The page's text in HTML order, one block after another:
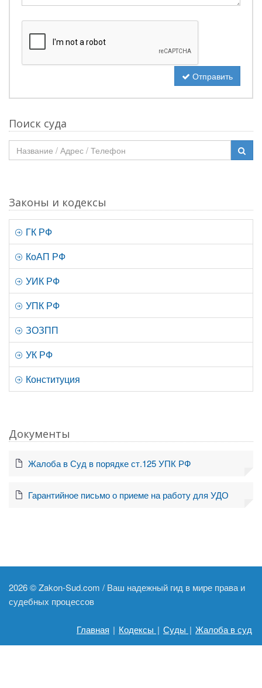
Отправить
Поиск суда
Законы и кодексы
ГК РФ
КоАП РФ
УИК РФ
УПК РФ
ЗОЗПП
УК РФ
Конституция
Документы
Жалоба в Суд в порядке ст.125 УПК РФ
Гарантийное письмо о приеме на работу для УДО
2026 ©Zakon-Sud.com / Ваш надежный гид в мире права и
судебных процессов
Главная | Кодексы | Суды | Жалоба в суд